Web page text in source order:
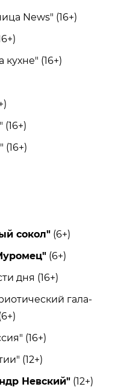
News" (16+)
(16+)
сокол" (6+)
(6+)
дня (16+)
гала-
(16+)
(12+)
Невский" (12+)